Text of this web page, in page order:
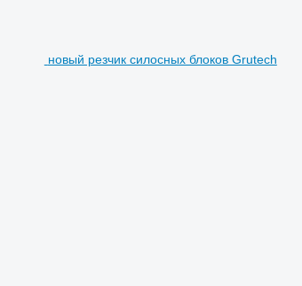
новый резчик силосных блоков Grutech